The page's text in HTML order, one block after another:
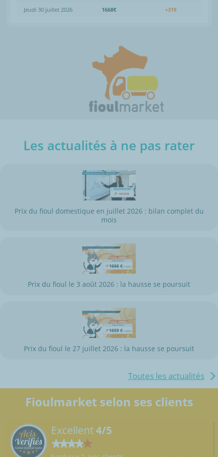
Jeudi 30 juillet 2026 1668€ +31€
Les actualités à ne pas rater
Prix du fioul domestique en juillet 2026 : bilan complet du
mois
Prix du fioul le 3 août 2026 : la hausse se poursuit
Prix du fioul le 27 juillet 2026 : la hausse se poursuit
Toutes les actualités
Fioulmarket selon ses clients
Excellent4/5